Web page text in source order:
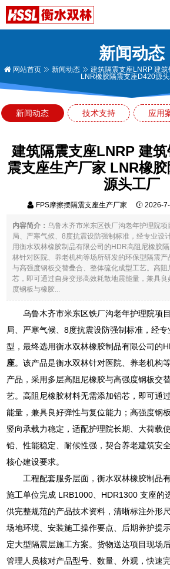
新闻动态
网站首页 新闻动态
建筑隔震支座LNRP 建
LNR橡胶隔震支座D420源
新闻动态 技术支持 应用
建筑隔震支座LNRP 建
震支座生产厂家 LNR橡
源头工厂
FPS摩擦摆隔震支座生产厂家 2026-
内容简介：乌鲁木齐市米东区铁厂沟老年护理院
局、严寒气候、8度抗震设防强制标准，经专业设
用衡水双林橡胶制品有限公司的HDR高阻尼橡胶
林针对医院、养老机构等场所研发的环保型隔震
与高强度钢板交替叠合、整体硫化成型工艺。高
芯，即可通过自身变形高效耗散地震能量，兼具
度钢板与橡胶...
乌鲁木齐市米东区铁厂沟老年护理院项
局、严寒气候、8度抗震设防强制标准，经
型，最终选用衡水双林橡胶制品有限公司的
座。该产品是衡水双林针对医院、养老机构
产品，采用多层高阻尼橡胶与高强度钢板交
艺。高阻尼橡胶材料无需添加铅芯，即可通
能量，兼具良好弹性与复位能力；高强度钢
竖向承载力稳定，适配护理院长期、大荷载
铅、性能稳定、耐候性强，契合养老建筑安
核心建设要求。
工程配套服务层面，衡水双林橡胶制品
施工单位完成 LRB1000、HDR1300 支座的
供完整规范的产品技术资料，清晰标注外形
场地环境、安装施工操作要点、后期养护提
定大型隔震层施工方案。货物送达项目现场
管理人员核对产品型号、数量、外观，快速